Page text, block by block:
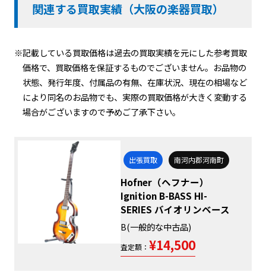
関連する買取実績（大阪の楽器買取）
※記載している買取価格は過去の買取実績を元にした参考買取
価格で、買取価格を保証するものでございません。お品物の
状態、発行年度、付属品の有無、在庫状況、現在の相場など
により同名のお品物でも、実際の買取価格が大きく変動する
場合がございますので予めご了承下さい。
出張買取 南河内郡河南町
Hofner（ヘフナー）
Ignition B-BASS HI-
SERIES バイオリンベース
B(一般的な中古品)
査定額： ¥14,500